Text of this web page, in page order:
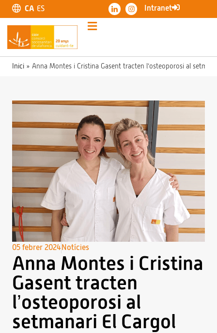
CA ES Intranet
Inici » Anna Montes i Cristina Gasent tracten l’osteoporosi al
05 febrer 2024Notícies
Anna Montes i Cristina
Gasent tracten
l’osteoporosi al
setmanari El Cargol